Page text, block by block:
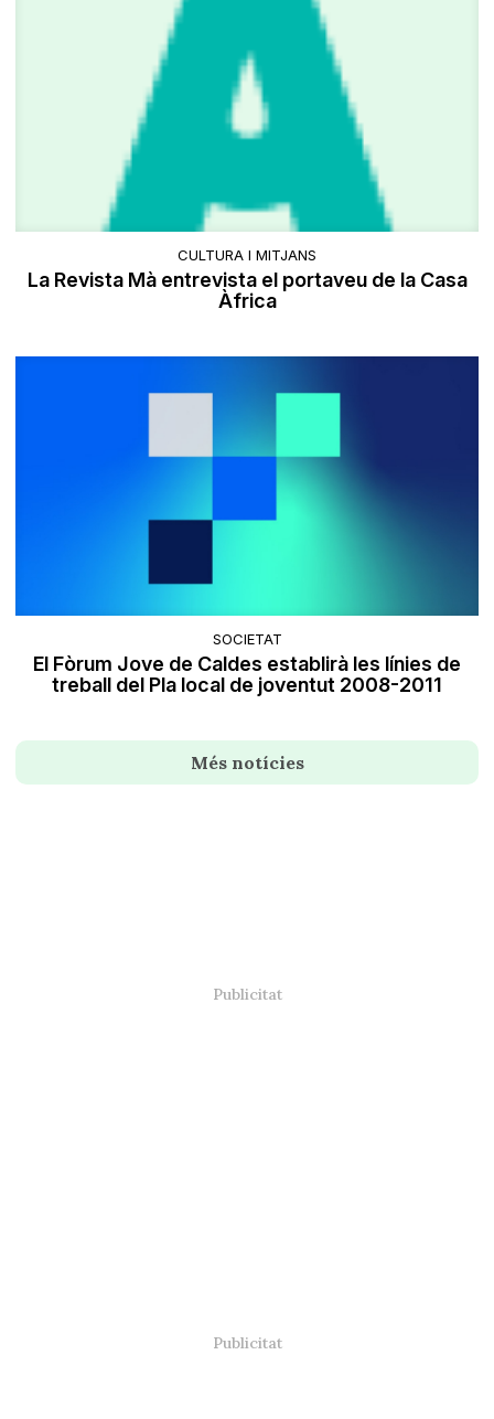
CULTURA I MITJANS
La Revista Mà entrevista el portaveu de la Casa
Àfrica
SOCIETAT
El Fòrum Jove de Caldes establirà les línies de
treball del Pla local de joventut 2008-2011
Més notícies